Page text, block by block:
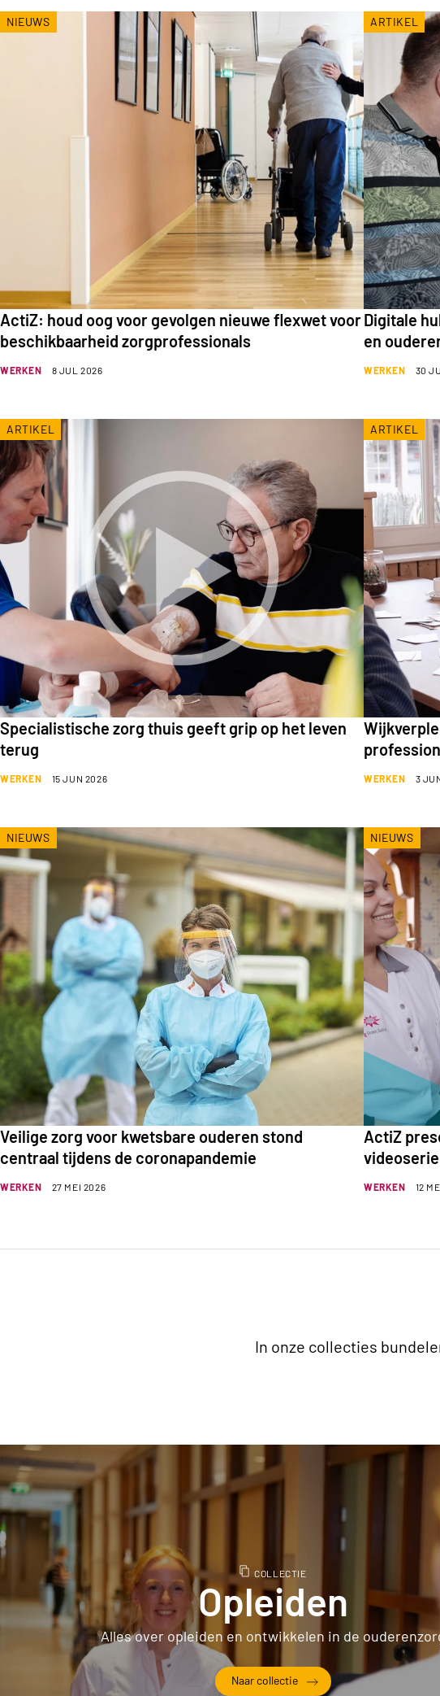
WERKEN 8 JUL 2026
ActiZ: houd oog voor gevolgen nieuwe flexwet voor
beschikbaarheid zorgprofessionals
NIEUWS
WERKEN 30
Digitale
en
ARTIKEL
WERKEN 15 JUN 2026
Specialistische zorg thuis geeft grip op het leven
terug
ARTIKEL
WERKEN 3
ARTIKEL
WERKEN 27 MEI 2026
Veilige zorg voor kwetsbare ouderen stond
centraal tijdens de coronapandemie
NIEUWS
WERKEN 12
ActiZ
videoserie
NIEUWS
In onze collecties
COLLECTIE
Opleiden
Alles over opleiden en ontwikkelen in de
Naar collectieOpleiden